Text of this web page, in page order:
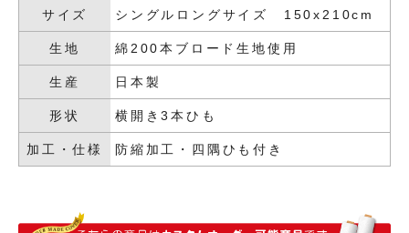
サイズ シングルロングサイズ 150x210cm
生地 綿200本ブロード生地使用
生産 日本製
形状 横開き3本ひも
加工・仕様 防縮加工・四隅ひも付き